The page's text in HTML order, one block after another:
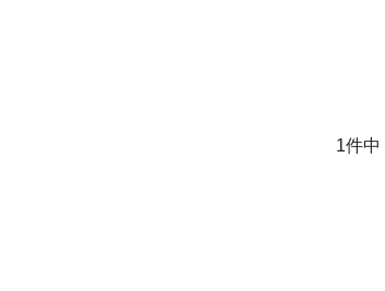
1件中